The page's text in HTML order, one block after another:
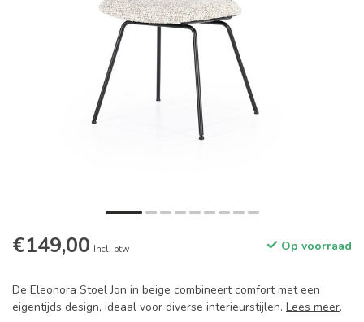
€149,00 Incl. btw Op voorraad
De Eleonora Stoel Jon in beige combineert comfort met een
eigentijds design, ideaal voor diverse interieurstijlen. Lees meer.